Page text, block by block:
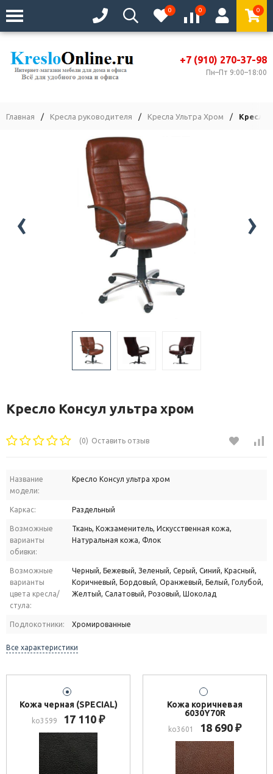
0 0 0
+7 (910) 270-37-98
Пн–Пт 9:00–18:00
Главная / Кресла руководителя / Кресла Ультра Хром / Кресло
‹ ›
Кресло Консул ультра хром
(0) Оставить отзыв
Название
модели:
Кресло Консул ультра хром
Каркас: Раздельный
Возможные
варианты
обивки:
Ткань, Кожзаменитель, Искусственная кожа,
Натуральная кожа, Флок
Возможные
варианты
цвета кресла/
стула:
Черный, Бежевый, Зеленый, Серый, Синий, Красный,
Коричневый, Бордовый, Оранжевый, Белый, Голубой,
Желтый, Салатовый, Розовый, Шоколад
Подлокотники: Хромированные
Все характеристики
Кожа черная (SPECIAL)
ko3599 17 110 ₽
Кожа коричневая
6030Y70R
ko3601 18 690 ₽